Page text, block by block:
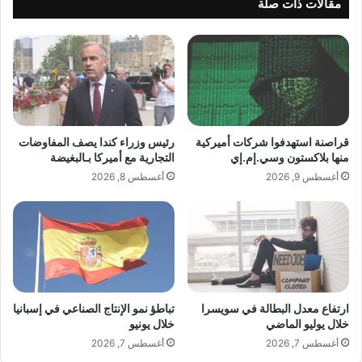
كان حضور GINN بارزاً ومؤثراً. فقد شاركت
شركات الأعضاء، بما في ذلك REBEL
وKRATOS، العلامتان الرائدتان التابعتان
لشركة Tobacco International Inc.، إلى
جانب CLEW وDenssi وPAZ وRush وMYNT
وChemnovatic وGreatest في جناح متميّز،
فيما خصصت شركتا CAMO وGreatest
أجنحة ضيافة متكاملة. وقد أدّت GINN دور
الشريك المعرفي في مؤتمر PouchXchange
من خلال تنظيم جلسات حوارية متخصصة
م
ر
و
ن
ا
م
ض
ة
ل
م
س
ت
مقالات ذات صلة
قراصنة استهدفوا شركات أميركية
منها بلاكستون وسي.إم.إي
أغسطس 9, 2026
رئيس وزراء كندا يصف المفاوضات
التجارية مع أميركا بـالبغيضة
أغسطس 8, 2026
ارتفاع معدل البطالة في سويسرا
خلال يوليو الماضي
أغسطس 7, 2026
تباطؤ نمو الإنتاج الصناعي في إسبانيا
خلال يونيو
أغسطس 7, 2026